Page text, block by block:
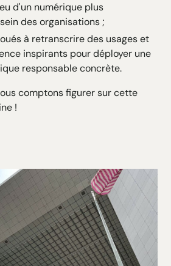
d'un numérique plus
des organisations ;
à retranscrire des usages et
inspirants pour déployer une
responsable concrète.
comptons figurer sur cette
!